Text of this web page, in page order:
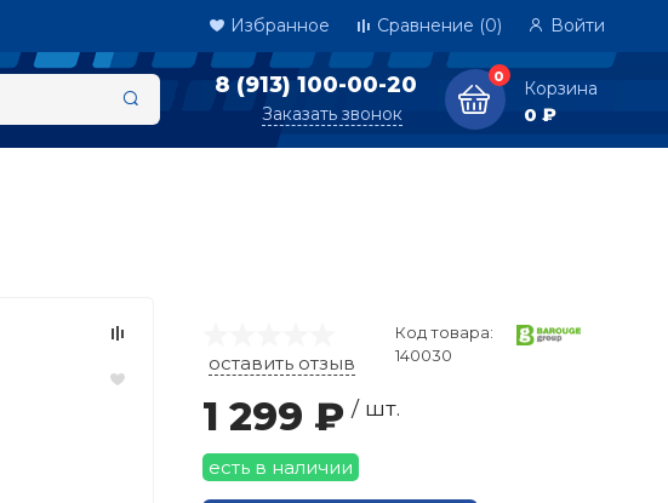
Избранное Сравнение (0) Войти
8 (913) 100-00-20
Заказать звонок
0
Корзина
0 ₽
оставить отзыв
Код товара:
140030
1 299 ₽ / шт.
есть в наличии